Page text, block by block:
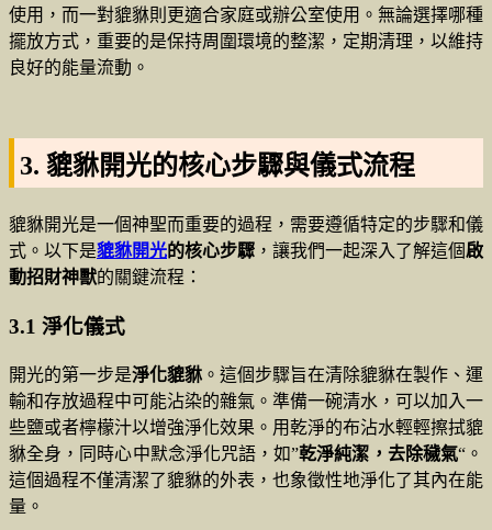
使用，而一對貔貅則更適合家庭或辦公室使用。無論選擇哪種
擺放方式，重要的是保持周圍環境的整潔，定期清理，以維持
良好的能量流動。
3. 貔貅開光的核心步驟與儀式流程
貔貅開光是一個神聖而重要的過程，需要遵循特定的步驟和儀
式。以下是貔貅開光的核心步驟 ，讓我們一起深入了解這個啟
動招財神獸的關鍵流程：
3.1 淨化儀式
開光的第一步是淨化貔貅 。這個步驟旨在清除貔貅在製作、運
輸和存放過程中可能沾染的雜氣。準備一碗清水，可以加入一
些鹽或者檸檬汁以增強淨化效果。用乾淨的布沾水輕輕擦拭貔
貅全身，同時心中默念淨化咒語，如”乾淨純潔，去除穢氣“。
這個過程不僅清潔了貔貅的外表，也象徵性地淨化了其內在能
量。